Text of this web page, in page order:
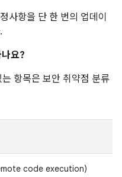
사항을 단 한 번의 업데이
요?
항목은 보안 취약점 분류
code execution)